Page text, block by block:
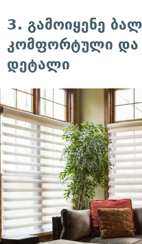
3. გამოიყენე
კომფორტული და
დეტალი